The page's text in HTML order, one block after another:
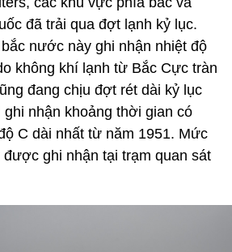
đã trải qua đợt lạnh kỷ lục.
nước này ghi nhận nhiệt độ
không khí lạnh từ Bắc Cực tràn
đang chịu đợt rét dài kỷ lục
nhận khoảng thời gian có
C dài nhất từ năm 1951. Mức
được ghi nhận tại trạm quan sát